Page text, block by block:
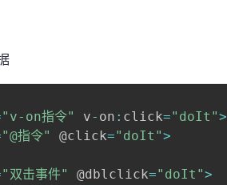
"v-on指令" v- on : click="doIt">
"@指令" @click="doIt">
"双击事件" @dblclick="doIt">